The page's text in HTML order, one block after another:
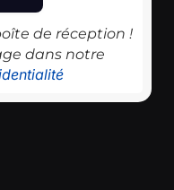
de réception !
dans notre